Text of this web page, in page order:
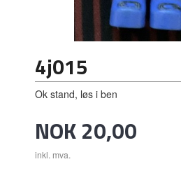
4j015
Ok stand, løs i ben
Pris
NOK20,00
inkl. mva.